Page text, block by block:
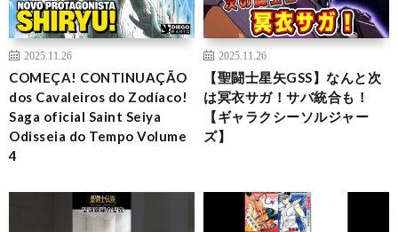
2025.11.26
COMEÇA! CONTINUAÇÃO
dos Cavaleiros do Zodíaco!
Saga oficial Saint Seiya
Odisseia do Tempo Volume
4
2025.11.26
【聖闘士星矢GSS】なんと次
は冥衣サガ！サバ統合も！
【ギャラクシーソルジャー
ズ】